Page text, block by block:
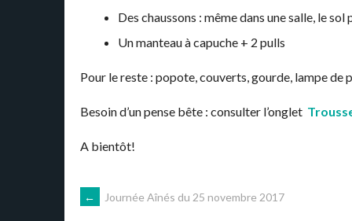
Des chaussons : même dans une salle, le
Un manteau à capuche + 2 pulls
Pour le reste : popote, couverts, gourde, lampe
Besoin d’un pense bête : consulter l’onglet
A bientôt!
NAVIGATION
← Journée Aînés du 25 novembre 2017